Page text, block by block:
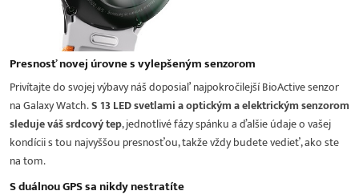
Presnosť novej úrovne s vylepšeným senzorom
Privítajte do svojej výbavy náš doposiaľ najpokročilejší BioActive senzor
na Galaxy Watch.S 13 LED svetlami a optickým a elektrickým senzorom
sleduje váš srdcový tep, jednotlivé fázy spánku a ďalšie údaje o vašej
kondícii s tou najvyššou presnosťou, takže vždy budete vedieť, ako ste
na tom.
S duálnou GPS sa nikdy nestratíte